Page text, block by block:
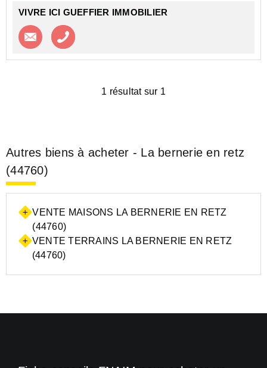
VIVRE ICI GUEFFIER IMMOBILIER
Contacter l'agence
1 résultat sur 1
Autres biens à acheter - La bernerie en retz
(44760)
VENTE MAISONS LA BERNERIE EN RETZ
(44760)
VENTE TERRAINS LA BERNERIE EN RETZ
(44760)